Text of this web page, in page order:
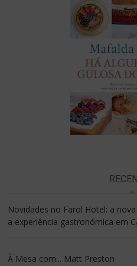
Novidades no Farol Hotel: a
a experiência gastronómica em
À Mesa com... Matt Preston